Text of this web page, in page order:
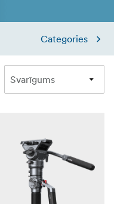
Categories